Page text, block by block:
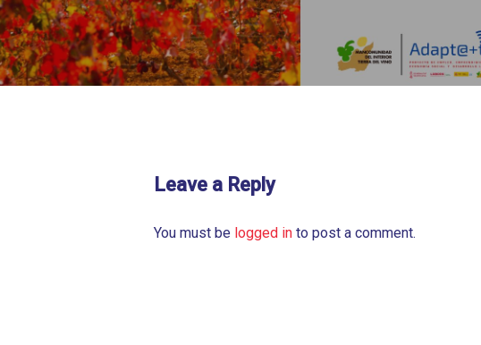
Leave a Reply
You must be logged in to post a comment.